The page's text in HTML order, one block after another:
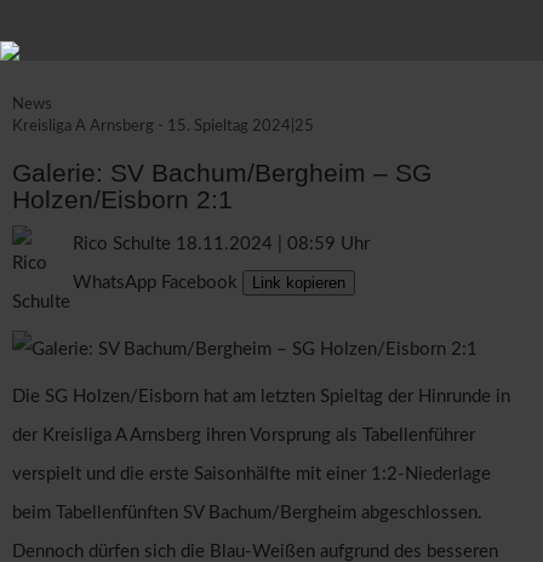
News
Kreisliga A Arnsberg - 15. Spieltag 2024|25
Galerie: SV Bachum/Bergheim – SG
Holzen/Eisborn 2:1
Rico Schulte 18.11.2024 | 08:59 Uhr
WhatsApp Facebook Link kopieren
Die SG Holzen/Eisborn hat am letzten Spieltag der Hinrunde in
der Kreisliga A Arnsberg ihren Vorsprung als Tabellenführer
verspielt und die erste Saisonhälfte mit einer 1:2-Niederlage
beim Tabellenfünften SV Bachum/Bergheim abgeschlossen.
Dennoch dürfen sich die Blau-Weißen aufgrund des besseren